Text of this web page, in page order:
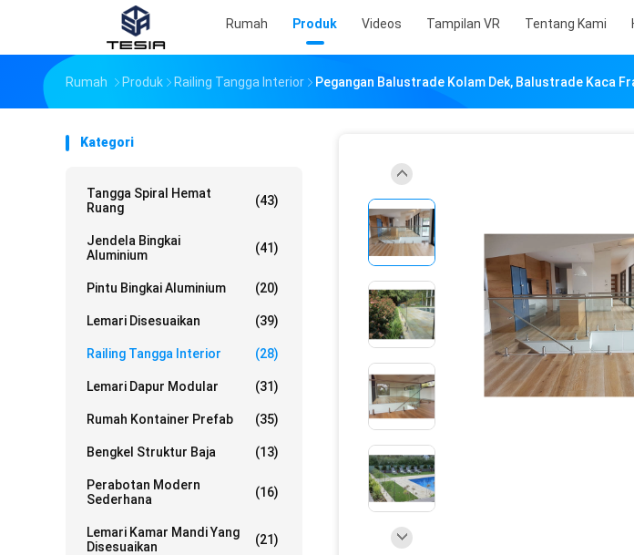
Rumah Produk Videos Tampilan VR Tentang Kami
Rumah Produk Railing Tangga Interior Pegangan Balustrade Kolam Dek, Balustrade Kaca
Kategori
Tangga Spiral Hemat
Ruang
(43)
Jendela Bingkai
Aluminium
(41)
Pintu Bingkai Aluminium (20)
Lemari Disesuaikan (39)
Railing Tangga Interior (28)
Lemari Dapur Modular (31)
Rumah Kontainer Prefab (35)
Bengkel Struktur Baja (13)
Perabotan Modern
Sederhana
(16)
Lemari Kamar Mandi Yang
Disesuaikan
(21)